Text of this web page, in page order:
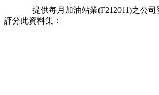
提供每月加油站業(F212011)之公
評分此資料集：